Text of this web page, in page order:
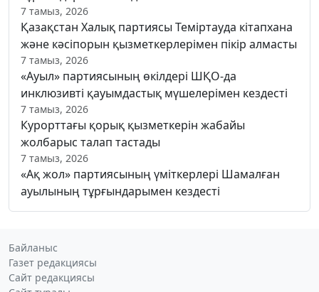
7 тамыз, 2026
Қазақстан Халық партиясы Теміртауда кітапхана
және кәсіпорын қызметкерлерімен пікір алмасты
7 тамыз, 2026
«Ауыл» партиясының өкілдері ШҚО-да
инклюзивті қауымдастық мүшелерімен кездесті
7 тамыз, 2026
Курорттағы қорық қызметкерін жабайы
жолбарыс талап тастады
7 тамыз, 2026
«Ақ жол» партиясының үміткерлері Шамалған
ауылының тұрғындарымен кездесті
Байланыс
Газет редакциясы
Сайт редакциясы